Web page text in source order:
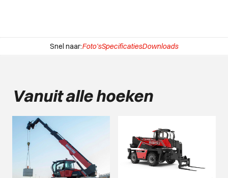
Snel naar:Foto'sSpecificatiesDownloads
Vanuit alle hoeken